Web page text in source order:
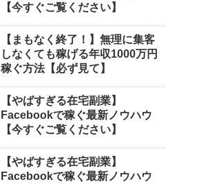
【今すぐご覧ください】
【まもなく終了！】無理に集客
しなくても稼げる年収1000万円
稼ぐ方法【必ず見て】
【やばすぎる在宅副業】
Facebookで稼ぐ最新ノウハウ
【今すぐご覧ください】
【やばすぎる在宅副業】
Facebookで稼ぐ最新ノウハウ